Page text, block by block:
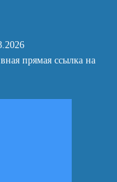
прямая ссылка на